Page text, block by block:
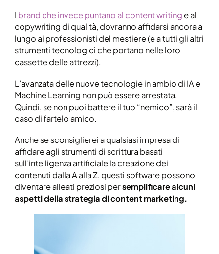
I brand che invece puntano al content writing e al
copywriting di qualità, dovranno affidarsi ancora a
lungo ai professionisti del mestiere (e a tutti gli altri
strumenti tecnologici che portano nelle loro
cassette delle attrezzi).
L’avanzata delle nuove tecnologie in ambio di IA e
Machine Learning non può essere arrestata.
Quindi, se non puoi battere il tuo “nemico”, sarà il
caso di fartelo amico.
Anche se sconsiglierei a qualsiasi impresa di
affidare agli strumenti di scrittura basati
sull’intelligenza artificiale la creazione dei
contenuti dalla A alla Z, questi software possono
diventare alleati preziosi persemplificare alcuni
aspetti della strategia di content marketing.